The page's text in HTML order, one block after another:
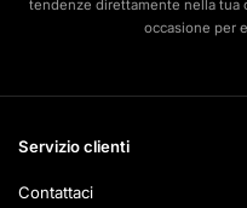
tendenze direttamente nella tua
occasione per
Servizio clienti
Contattaci